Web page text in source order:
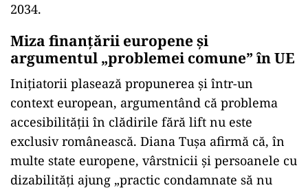
2034.
Miza finanțării europene și
argumentul „problemei comune” în UE
Inițiatorii plasează propunerea și într-un
context european, argumentând că problema
accesibilității în clădirile fără lift nu este
exclusiv românească. Diana Tușa afirmă că, în
multe state europene, vârstnicii și persoanele cu
dizabilități ajung „practic condamnate să nu